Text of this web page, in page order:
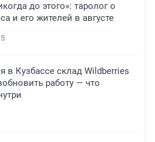
до этого»: таролог о
и его жителей в августе
в Кузбассе склад Wildberries
работу — что